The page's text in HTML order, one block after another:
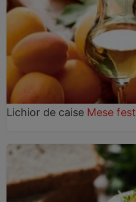
Lichior de caise Mese